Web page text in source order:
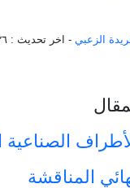
الزعبي - اخر تحديث :
الصناعية
المناقشة